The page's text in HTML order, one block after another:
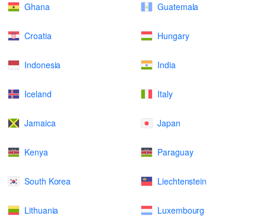
Ghana Guatemala
Croatia Hungary
Indonesia India
Iceland Italy
Jamaica Japan
Kenya Paraguay
South Korea Liechtenstein
Lithuania Luxembourg